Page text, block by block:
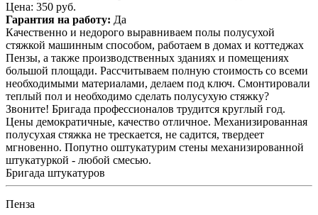
Цена: 350 руб.
Гарантия на работу: Да
Качественно и недорого выравниваем полы полусухой
стяжкой машинным способом, работаем в домах и коттеджах
Пензы, а также производственных зданиях и помещениях
большой площади. Рассчитываем полную стоимость со всеми
необходимыми материалами, делаем под ключ. Смонтировали
теплый пол и необходимо сделать полусухую стяжку?
Звоните! Бригада профессионалов трудится круглый год.
Цены демократичные, качество отличное. Механизированная
полусухая стяжка не трескается, не садится, твердеет
мгновенно. Попутно оштукатурим стены механизированной
штукатуркой - любой смесью.
Бригада штукатуров
Пенза